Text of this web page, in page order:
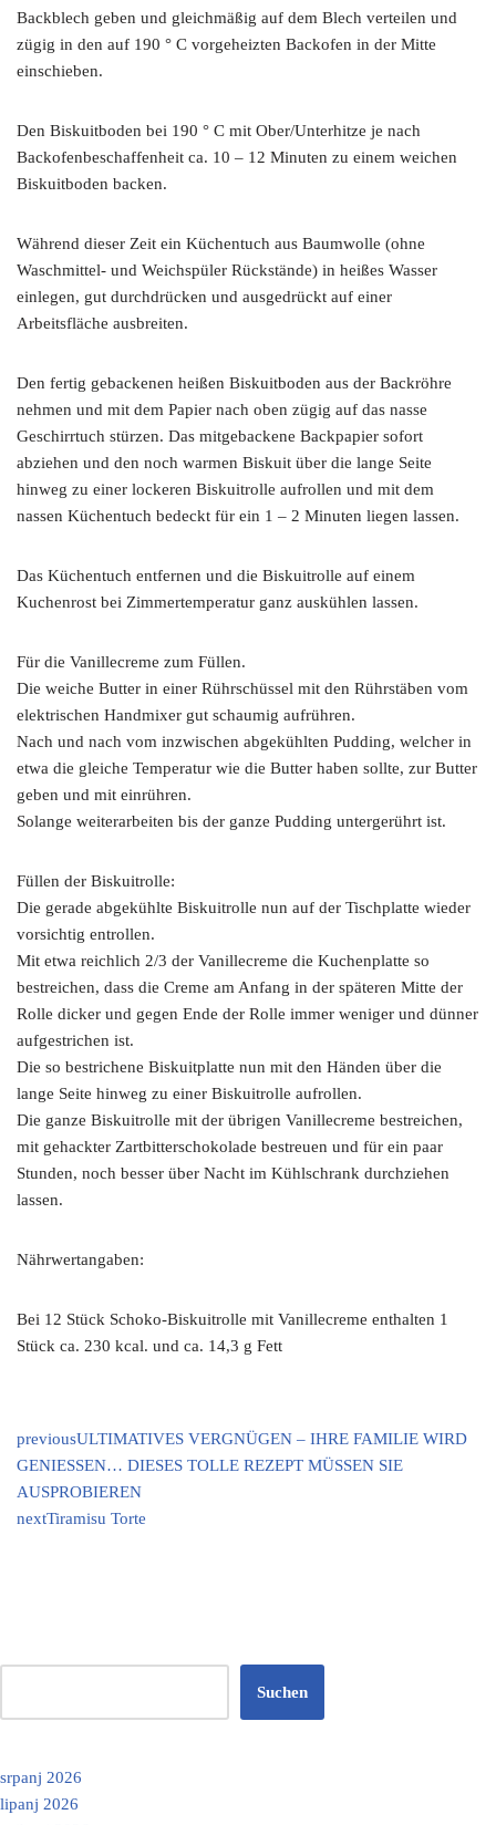
Backblech geben und gleichmäßig auf dem Blech verteilen und
zügig in den auf 190 ° C vorgeheizten Backofen in der Mitte
einschieben.
Den Biskuitboden bei 190 ° C mit Ober/Unterhitze je nach
Backofenbeschaffenheit ca. 10 – 12 Minuten zu einem weichen
Biskuitboden backen.
Während dieser Zeit ein Küchentuch aus Baumwolle (ohne
Waschmittel- und Weichspüler Rückstände) in heißes Wasser
einlegen, gut durchdrücken und ausgedrückt auf einer
Arbeitsfläche ausbreiten.
Den fertig gebackenen heißen Biskuitboden aus der Backröhre
nehmen und mit dem Papier nach oben zügig auf das nasse
Geschirrtuch stürzen. Das mitgebackene Backpapier sofort
abziehen und den noch warmen Biskuit über die lange Seite
hinweg zu einer lockeren Biskuitrolle aufrollen und mit dem
nassen Küchentuch bedeckt für ein 1 – 2 Minuten liegen lassen.
Das Küchentuch entfernen und die Biskuitrolle auf einem
Kuchenrost bei Zimmertemperatur ganz auskühlen lassen.
Für die Vanillecreme zum Füllen.
Die weiche Butter in einer Rührschüssel mit den Rührstäben vom
elektrischen Handmixer gut schaumig aufrühren.
Nach und nach vom inzwischen abgekühlten Pudding, welcher in
etwa die gleiche Temperatur wie die Butter haben sollte, zur Butter
geben und mit einrühren.
Solange weiterarbeiten bis der ganze Pudding untergerührt ist.
Füllen der Biskuitrolle:
Die gerade abgekühlte Biskuitrolle nun auf der Tischplatte wieder
vorsichtig entrollen.
Mit etwa reichlich 2/3 der Vanillecreme die Kuchenplatte so
bestreichen, dass die Creme am Anfang in der späteren Mitte der
Rolle dicker und gegen Ende der Rolle immer weniger und dünner
aufgestrichen ist.
Die so bestrichene Biskuitplatte nun mit den Händen über die
lange Seite hinweg zu einer Biskuitrolle aufrollen.
Die ganze Biskuitrolle mit der übrigen Vanillecreme bestreichen,
mit gehackter Zartbitterschokolade bestreuen und für ein paar
Stunden, noch besser über Nacht im Kühlschrank durchziehen
lassen.
Nährwertangaben:
Bei 12 Stück Schoko-Biskuitrolle mit Vanillecreme enthalten 1
Stück ca. 230 kcal. und ca. 14,3 g Fett
previousULTIMATIVES VERGNÜGEN – IHRE FAMILIE WIRD
GENIESSEN… DIESES TOLLE REZEPT MÜSSEN SIE
AUSPROBIEREN
nextTiramisu Torte
Suchen
srpanj 2026
lipanj 2026